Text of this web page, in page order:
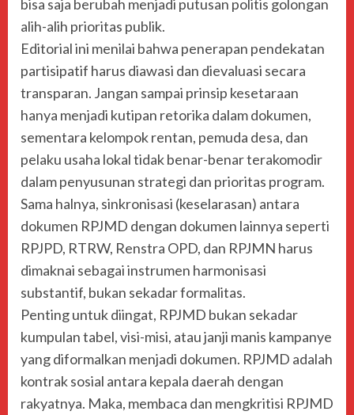
bisa saja berubah menjadi putusan politis golongan
alih-alih prioritas publik.
Editorial ini menilai bahwa penerapan pendekatan
partisipatif harus diawasi dan dievaluasi secara
transparan. Jangan sampai prinsip kesetaraan
hanya menjadi kutipan retorika dalam dokumen,
sementara kelompok rentan, pemuda desa, dan
pelaku usaha lokal tidak benar-benar terakomodir
dalam penyusunan strategi dan prioritas program.
Sama halnya, sinkronisasi (keselarasan) antara
dokumen RPJMD dengan dokumen lainnya seperti
RPJPD, RTRW, Renstra OPD, dan RPJMN harus
dimaknai sebagai instrumen harmonisasi
substantif, bukan sekadar formalitas.
Penting untuk diingat, RPJMD bukan sekadar
kumpulan tabel, visi-misi, atau janji manis kampanye
yang diformalkan menjadi dokumen. RPJMD adalah
kontrak sosial antara kepala daerah dengan
rakyatnya. Maka, membaca dan mengkritisi RPJMD